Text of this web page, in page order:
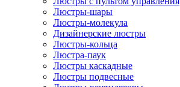
Люстры-шары
Люстры-молекула
Дизайнерские люстры
Люстры-кольца
Люстра-паук
Люстры каскадные
Люстры подвесные